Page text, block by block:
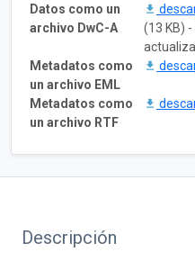
Datos como un
archivo DwC-A
(13 KB)
Metadatos como
un archivo EML
Metadatos como
un archivo RTF
Descripción